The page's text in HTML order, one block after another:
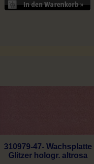
310979-47- Wachsplatte
Glitzer hologr. altrosa